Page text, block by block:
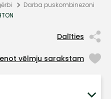
Darba puskombinezoni
Dalīties
vēlmju sarakstam